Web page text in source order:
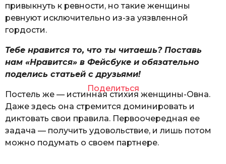
привыкнуть к ревности, но такие женщины
ревнуют исключительно из-за уязвленной
гордости.
Тебе нравится то, что ты читаешь? Поставь
нам «Нравится» в Фейсбуке и обязательно
поделись статьей с друзьями!
Поделиться
Постель же — истинная стихия женщины-Овна.
Даже здесь она стремится доминировать и
диктовать свои правила. Первоочередная ее
задача — получить удовольствие, и лишь потом
можно подумать о своем партнере.